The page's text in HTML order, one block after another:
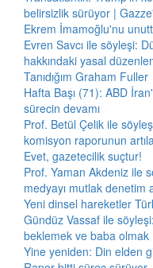
belirsizlik sürüyor |
Ekrem İmamoğlu'nu
Evren Savcı ile söyleşi:
hakkındaki yasal
Tanıdığım Graham Fuller
Hafta Başı (71): ABD
sürecin devamı
Prof. Betül Çelik ile
komisyon raporunun
Evet, gazetecilik suçtur!
Prof. Yaman Akdeniz ile
medyayı mutlak denetim
Yeni dinsel hareketler
Gündüz Vassaf ile
beklemek ve baba olmak
Yine yeniden: Din elden